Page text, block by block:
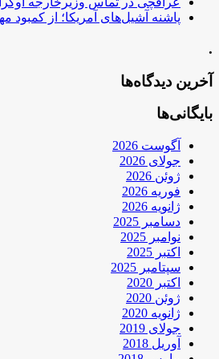
پاشنه آشیل‌های آمریکا؛ از کمبود
.
آخرین دیدگاه‌ها
بایگانی‌ها
آگوست 2026
جولای 2026
ژوئن 2026
فوریه 2026
ژانویه 2026
دسامبر 2025
نوامبر 2025
اکتبر 2025
سپتامبر 2025
اکتبر 2020
ژوئن 2020
ژانویه 2020
جولای 2019
آوریل 2018